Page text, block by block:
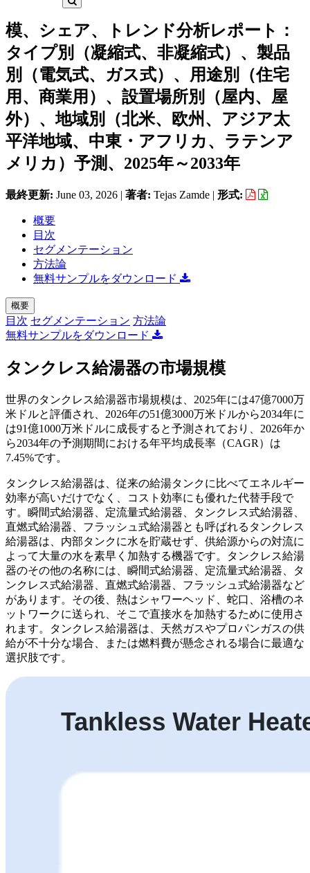
模、シェア、トレンド分析レポート：
タイプ別（凝縮式、非凝縮式）、製品
別（電気式、ガス式）、用途別（住宅
用、商業用）、設置場所別（屋内、屋
外）、地域別（北米、欧州、アジア太
平洋地域、中東・アフリカ、ラテンア
メリカ）予測、2025年～2033年
最終更新: June 03, 2026 | 著者: Tejas Zamde | 形式:
概要
目次
セグメンテーション
方法論
無料サンプルをダウンロード
概要
目次 セグメンテーション 方法論
無料サンプルをダウンロード
タンクレス給湯器の市場規模
世界のタンクレス給湯器市場規模は、2025年には47億7000万
米ドルと評価され、2026年の51億3000万米ドルから2034年に
は91億1000万米ドルに成長すると予測されており、2026年か
ら2034年の予測期間における年平均成長率（CAGR）は
7.45%です。
タンクレス給湯器は、従来の給湯タンクに比べてエネルギー
効率が高いだけでなく、コスト効率にも優れた代替手段で
す。瞬間式給湯器、定流量式給湯器、タンクレス式給湯器、
直燃式給湯器、フラッシュ式給湯器とも呼ばれるタンクレス
給湯器は、内部タンクに水を貯蔵せず、供給源からの対流に
よって大量の水を素早く加熱する機器です。タンクレス給湯
器のその他の名称には、瞬間式給湯器、定流量式給湯器、タ
ンクレス式給湯器、直燃式給湯器、フラッシュ式給湯器など
があります。その後、熱はシャワーヘッド、蛇口、浴槽のネ
ットワークに送られ、そこで直接水を加熱するために使用さ
れます。タンクレス給湯器は、天然ガスやプロパンガスの供
給が不十分な場合、または燃料費が懸念される場合に最適な
選択肢です。